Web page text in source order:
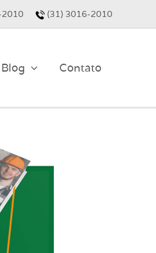
(31) 3016-2010
Blog Contato